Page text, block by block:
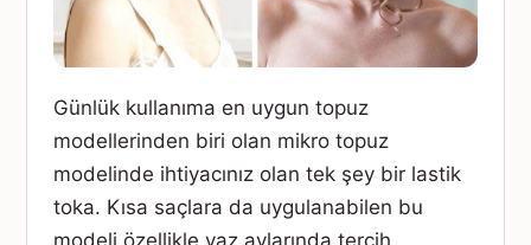
Günlük kullanıma en uygun topuz
modellerinden biri olan mikro topuz
modelinde ihtiyacınız olan tek şey bir lastik
toka. Kısa saçlara da uygulanabilen bu